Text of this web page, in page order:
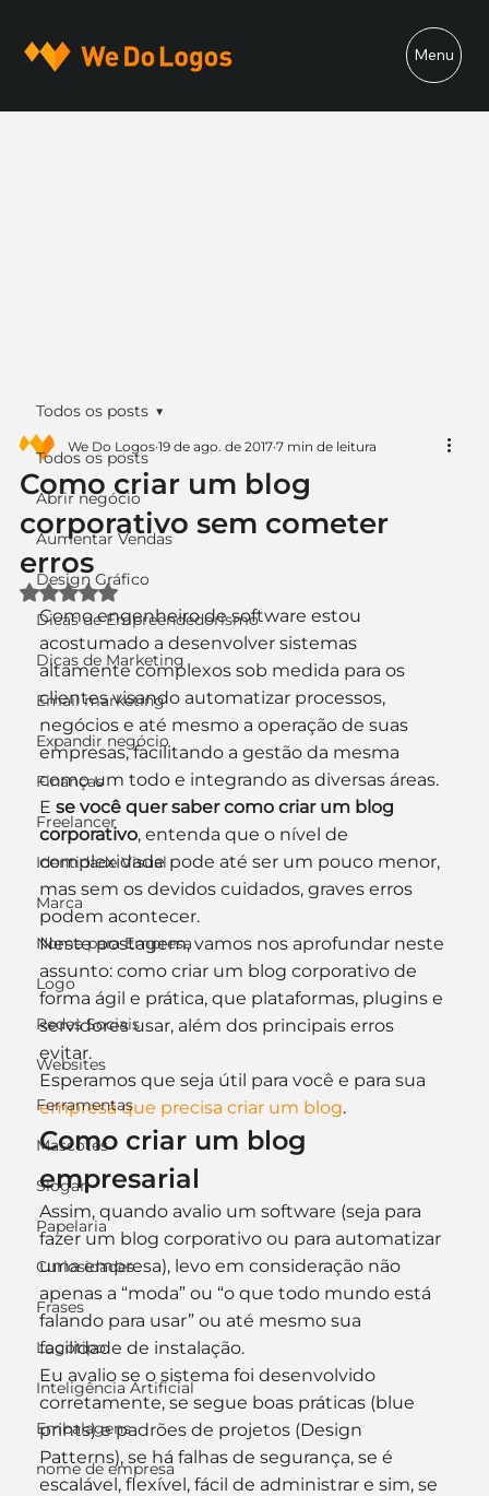
Menu
Todos os posts
Abrir negócio
Aumentar Vendas
Design Gráfico
Dicas de Empreendedorismo
Dicas de Marketing
Email marketing
Expandir negócio
Finanças
Freelancer
Identidade Visual
Marca
Nome para Empresa
Logo
Redes Sociais
Websites
Ferramentas
Mascotes
Slogan
Papelaria
Curiosidades
Frases
Logotipo
Inteligência Artificial
Embalagens
nome de empresa
Todos os posts
Como criar um blog
corporativo sem cometer
erros
We Do Logos 19 de ago. de 2017 7 min de leitura
Avaliado com NaN de 5 estrelas.
Como engenheiro de software estou
acostumado a desenvolver sistemas
altamente complexos sob medida para os
clientes visando automatizar processos,
negócios e até mesmo a operação de suas
empresas, facilitando a gestão da mesma
como um todo e integrando as diversas áreas.
E se você quer saber como criar um blog
corporativo, entenda que o nível de
complexidade pode até ser um pouco menor,
mas sem os devidos cuidados, graves erros
podem acontecer.
Neste postagem, vamos nos aprofundar neste
assunto: como criar um blog corporativo de
forma ágil e prática, que plataformas, plugins e
servidores usar, além dos principais erros
evitar.
Esperamos que seja útil para você e para sua
empresa que precisa criar um blog.
Como criar um blog
empresarial
Assim, quando avalio um software (seja para
fazer um blog corporativo ou para automatizar
uma empresa), levo em consideração não
apenas a “moda” ou “o que todo mundo está
falando para usar” ou até mesmo sua
facilidade de instalação.
Eu avalio se o sistema foi desenvolvido
corretamente, se segue boas práticas (blue
prints) e padrões de projetos (Design
Patterns), se há falhas de segurança, se é
escalável, flexível, fácil de administrar e sim, se